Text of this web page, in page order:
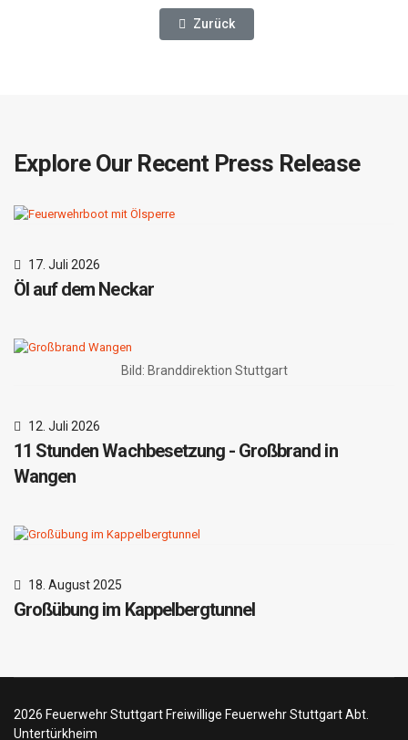
Vorheriger Beitrag: Großübung Im
Zurück
Explore Our Recent Press Release
17. Juli 2026
Öl auf dem Neckar
Bild: Branddirektion Stuttgart
12. Juli 2026
11 Stunden Wachbesetzung - Großbrand in
Wangen
18. August 2025
Großübung im Kappelbergtunnel
2026 Feuerwehr Stuttgart Freiwillige Feuerwehr Stuttgart Abt.
Untertürkheim